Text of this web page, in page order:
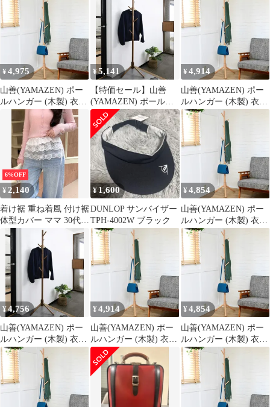
Bluetooth(iOS非対応) レ
シート幅58mm ロール
紙1巻付属 2F-C
ITPHEMIN2S4O
¥4,975
山善(YAMAZEN) ポー
ルハンガー (木製) 衣類
収納 幅45×奥行40×高さ
124.5／174.5cm 玄関収
納 コートハンガー 高さ
調節可能 組立品 ナチュ
ラル STPH-6(NA) キッ
ズ 1
¥5,141
【特価セール】山善
(YAMAZEN) ポールハ
ンガー (木製) 衣類収納
幅45×奥行40×高さ
124.5/174.5cm 玄関収納
コートハンガー 高さ調
節可能 組立品 ダークブ
ラウン STPH-6(DBR)
キッズ
¥4,914
山善(YAMAZEN) ポー
ルハンガー (木製) 衣類
収納 幅45×奥行40×高さ
124.5／174.5cm 玄関収
納 コートハンガー 高さ
調節可能 組立品 ナチュ
ラル STPH-6(NA) キッ
6%OFF
¥ 2,140
着け裾 重ね着風 付け裾
体型カバー ママ 30代
40代 50代 可愛い イン
ナー つけ裾 ママ 母親
マタニティ レース レイ
ヤード オシャレ フェイ
クレイヤード ヒップカ
バー 冬 春 夏 裾フリル
ゆったり レディース レ
イヤードシャツ #rtphd
¥1,600
DUNLOP サンバイザー
TPH-4002W ブラック
¥4,854
山善(YAMAZEN) ポー
ルハンガー (木製) 衣類
収納 幅45×奥行40×高さ
124.5／174.5cm 玄関収
納 コートハンガー 高さ
調節可能 組立品 ナチュ
ラル STPH-6(NA) キッ
¥4,756
山善(YAMAZEN) ポー
ルハンガー (木製) 衣類
収納 幅45×奥行40×高さ
124.5/174.5cm 玄関収納
コートハンガー 高さ調
節可能 組立品 ダークブ
ラウン STPH-6(DBR)
¥4,914
山善(YAMAZEN) ポー
ルハンガー (木製) 衣類
収納 幅45×奥行40×高さ
124.5／174.5cm 玄関収
納 コートハンガー 高さ
調節可能 組立品 ナチュ
ラル STPH-6(NA) キッ
¥4,854
山善(YAMAZEN) ポー
ルハンガー (木製) 衣類
収納 幅45×奥行40×高さ
124.5／174.5cm 玄関収
納 コートハンガー 高さ
調節可能 組立品 ナチュ
ラル STPH-6(NA) キッ